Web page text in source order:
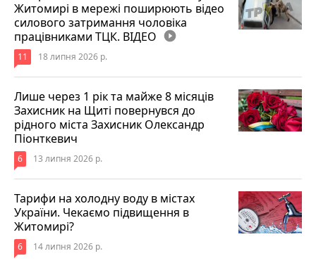
Житомирі в мережі поширюють відео
силового затримання чоловіка
працівниками ТЦК. ВІДЕО play_circle_filled
11 18 липня 2026 р.
Лише через 1 рік та майже 8 місяців
Захисник на Щиті повернувся до
рідного міста Захисник Олександр
Піонткевич
6 13 липня 2026 р.
Тарифи на холодну воду в містах
України. Чекаємо підвищення в
Житомирі?
6 14 липня 2026 р.